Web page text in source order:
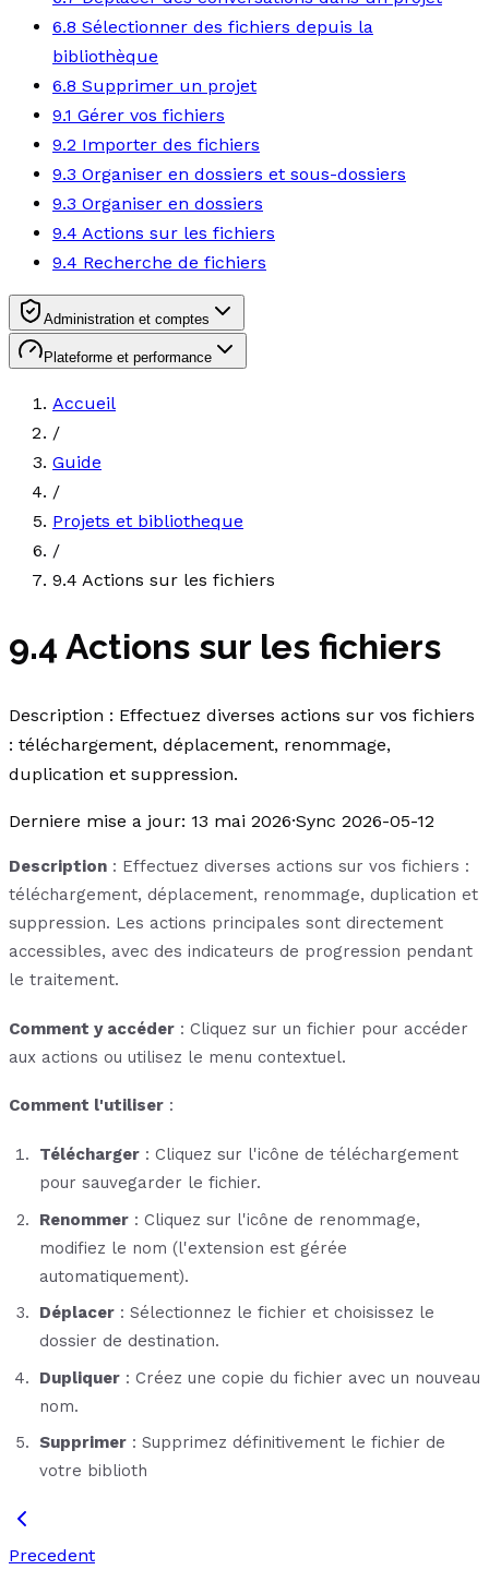
6.8 Sélectionner des fichiers depuis la
bibliothèque
6.8 Supprimer un projet
9.1 Gérer vos fichiers
9.2 Importer des fichiers
9.3 Organiser en dossiers et sous-dossiers
9.3 Organiser en dossiers
9.4 Actions sur les fichiers
9.4 Recherche de fichiers
Administration et comptes
Plateforme et performance
Accueil
/
Guide
/
Projets et bibliotheque
/
9.4 Actions sur les fichiers
9.4 Actions sur les fichiers
Description : Effectuez diverses actions sur vos fichiers
: téléchargement, déplacement, renommage,
duplication et suppression.
Derniere mise a jour: 13 mai 2026·Sync 2026-05-12
Description : Effectuez diverses actions sur vos fichiers :
téléchargement, déplacement, renommage, duplication et
suppression. Les actions principales sont directement
accessibles, avec des indicateurs de progression pendant
le traitement.
Comment y accéder : Cliquez sur un fichier pour accéder
aux actions ou utilisez le menu contextuel.
Comment l'utiliser :
Télécharger: Cliquez sur l'icône de téléchargement
pour sauvegarder le fichier.
Renommer: Cliquez sur l'icône de renommage,
modifiez le nom (l'extension est gérée
automatiquement).
Déplacer: Sélectionnez le fichier et choisissez le
dossier de destination.
Dupliquer: Créez une copie du fichier avec un nouveau
nom.
Supprimer: Supprimez définitivement le fichier de
votre biblioth
Precedent